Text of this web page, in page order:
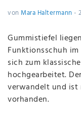
von Mara Haltermann-
Gummistiefel
Funktionsschuh
sich zum
hochgearbeitet.
verwandelt und ist
vorhanden.